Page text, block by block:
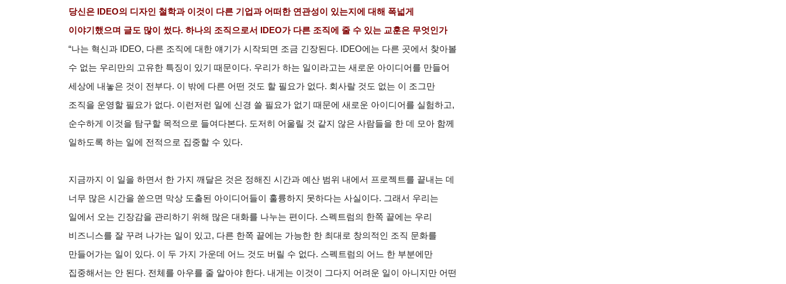
당신은 IDEO의 디자인 철학과 이것이 다른 기업과 어떠한 연관성이 있는지에 대해 폭넓게
이야기했으며 글도 많이 썼다. 하나의 조직으로서 IDEO가 다른 조직에 줄 수 있는 교훈은 무엇인가
“나는 혁신과 IDEO, 다른 조직에 대한 얘기가 시작되면 조금 긴장된다. IDEO에는 다른 곳에서 찾아볼
수 없는 우리만의 고유한 특징이 있기 때문이다. 우리가 하는 일이라고는 새로운 아이디어를 만들어
세상에 내놓은 것이 전부다. 이 밖에 다른 어떤 것도 할 필요가 없다. 회사랄 것도 없는 이 조그만
조직을 운영할 필요가 없다. 이런저런 일에 신경 쓸 필요가 없기 때문에 새로운 아이디어를 실험하고,
순수하게 이것을 탐구할 목적으로 들여다본다. 도저히 어울릴 것 같지 않은 사람들을 한 데 모아 함께
일하도록 하는 일에 전적으로 집중할 수 있다.
지금까지 이 일을 하면서 한 가지 깨달은 것은 정해진 시간과 예산 범위 내에서 프로젝트를 끝내는 데
너무 많은 시간을 쏟으면 막상 도출된 아이디어들이 훌륭하지 못하다는 사실이다. 그래서 우리는
일에서 오는 긴장감을 관리하기 위해 많은 대화를 나누는 편이다. 스펙트럼의 한쪽 끝에는 우리
비즈니스를 잘 꾸려 나가는 일이 있고, 다른 한쪽 끝에는 가능한 한 최대로 창의적인 조직 문화를
만들어가는 일이 있다. 이 두 가지 가운데 어느 것도 버릴 수 없다. 스펙트럼의 어느 한 부분에만
집중해서는 안 된다. 전체를 아우를 줄 알아야 한다. 내게는 이것이 그다지 어려운 일이 아니지만 어떤